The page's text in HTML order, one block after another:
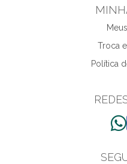
Troca
Política